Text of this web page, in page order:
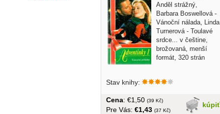
Anděl strážný,
Barbara Boswellová -
Vánoční nálada, Linda
Turnerová - Toulavé
srdce... v češtine,
brožovaná, menší
formát, 320 strán
Stav knihy:
kúpiť
Cena: €1,50 (39 Kč)
Pre Vás: €1,43 (37 Kč)